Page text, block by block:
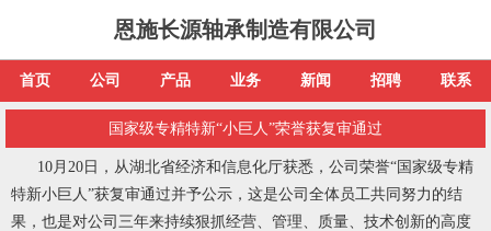
恩施长源轴承制造有限公司
首页 公司 产品 业务 新闻 招聘 联系
国家级专精特新“小巨人”荣誉获复审通过
10月20日，从湖北省经济和信息化厅获悉，公司荣誉“国家级专精
特新小巨人”获复审通过并予公示，这是公司全体员工共同努力的结
果，也是对公司三年来持续狠抓经营、管理、质量、技术创新的高度